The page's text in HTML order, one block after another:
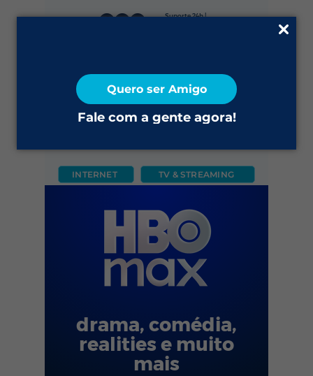
Quero ser Amigo
Fale com a gente agora!
Suporte 24h |
2ª via do Boleto
INTERNET TV & STREAMING
drama, comédia,
realities e muito
mais